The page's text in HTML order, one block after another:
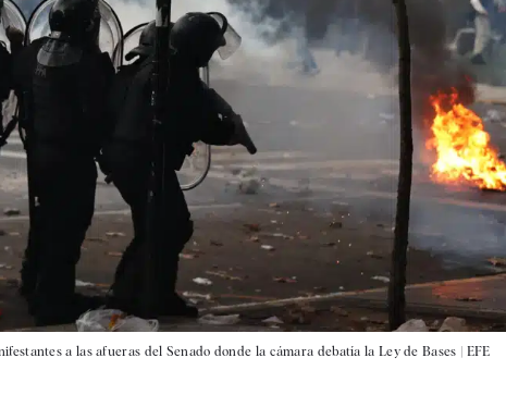
a las afueras del Senado donde la cámara debatía la Ley de Bases | EFE